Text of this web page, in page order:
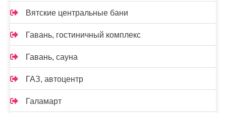
Вятские центральные бани
Гавань, гостиничный комплекс
Гавань, сауна
ГАЗ, автоцентр
Галамарт